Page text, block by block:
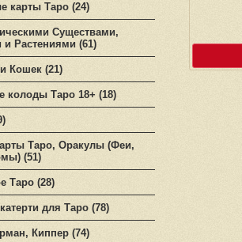
карты Таро (24)
Существами,
Растениями (61)
Кошек (21)
колоды Таро 18+ (18)
Таро, Оракулы (Феи,
(51)
Таро (28)
для Таро (78)
Киппер (74)